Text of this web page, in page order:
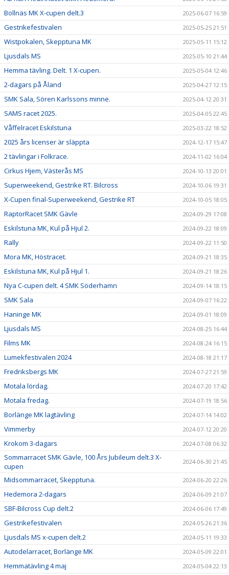
Bollnäs MK X-cupen delt.3 2025-06-07 16:59
Gestrikefestivalen 2025-05-25 21:51
Wistpokalen, Skepptuna MK 2025-05-11 15:12
Ljusdals MS 2025-05-10 21:44
Hemma tävling. Delt. 1 X-cupen. 2025-05-04 12:46
2-dagars på Åland 2025-04-27 12:15
SMK Sala, Sören Karlssons minne. 2025-04-12 20:31
SAMS racet 2025. 2025-04-05 22:45
Våffelracet Eskilstuna 2025-03-22 18:52
2025 års licenser är släppta 2024-12-17 15:47
2 tävlingar i Folkrace. 2024-11-02 16:04
Cirkus Hjem, Västerås MS 2024-10-13 20:01
Superweekend, Gestrike RT. Bilcross 2024-10-06 19:31
X-Cupen final-Superweekend, Gestrike RT 2024-10-05 18:05
RaptorRacet SMK Gävle 2024-09-29 17:08
Eskilstuna MK, Kul på Hjul 2. 2024-09-22 18:09
Rally 2024-09-22 11:50
Mora MK, Höstracet. 2024-09-21 18:35
Eskilstuna MK, Kul på Hjul 1. 2024-09-21 18:26
Nya C-cupen delt. 4 SMK Söderhamn 2024-09-14 18:15
SMK Sala 2024-09-07 16:22
Haninge MK 2024-09-01 18:09
Ljusdals MS 2024-08-25 16:44
Films MK 2024-08-24 16:15
Lumekfestivalen 2024 2024-08-18 21:17
Fredriksbergs MK 2024-07-27 21:59
Motala lördag. 2024-07-20 17:42
Motala fredag. 2024-07-19 18:56
Borlänge MK lagtävling 2024-07-14 14:02
Vimmerby 2024-07-12 20:20
Krokom 3-dagars 2024-07-08 06:32
Sommarracet SMK Gävle, 100 Års Jubileum delt.3 X-
cupen
2024-06-30 21:45
Midsommarracet, Skepptuna. 2024-06-20 22:26
Hedemora 2-dagars 2024-06-09 21:07
SBF-Bilcross Cup delt.2 2024-06-06 17:49
Gestrikefestivalen 2024-05-26 21:36
Ljusdals MS x-cupen delt.2 2024-05-11 19:33
Autodelarracet, Borlänge MK 2024-05-09 22:01
Hemmatävling 4 maj 2024-05-04 22:13